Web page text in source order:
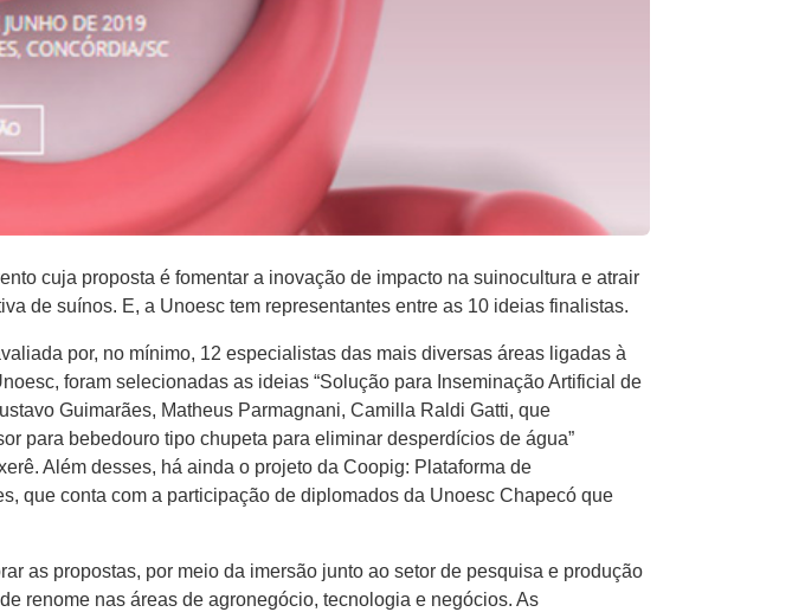
cuja proposta é fomentar a inovação de impacto na suinocultura e atrair
de suínos. E, a Unoesc tem representantes entre as 10 ideias finalistas.
por, no mínimo, 12 especialistas das mais diversas áreas ligadas à
foram selecionadas as ideias “Solução para Inseminação Artificial de
Guimarães, Matheus Parmagnani, Camilla Raldi Gatti, que
para bebedouro tipo chupeta para eliminar desperdícios de água”
Além desses, há ainda o projeto da Coopig: Plataforma de
que conta com a participação de diplomados da Unoesc Chapecó que
as propostas, por meio da imersão junto ao setor de pesquisa e produção
renome nas áreas de agronegócio, tecnologia e negócios. As